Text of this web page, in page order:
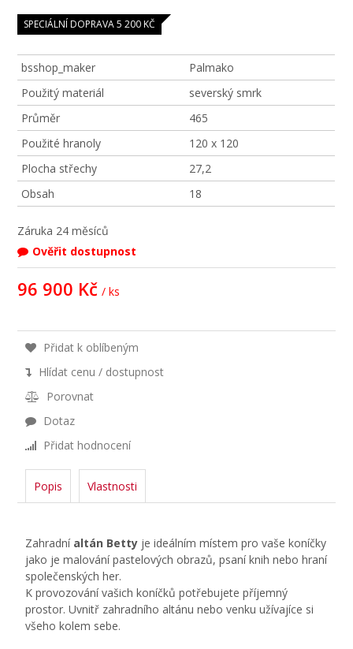
SPECIÁLNÍ DOPRAVA 5 200 KČ
bsshop_maker
Palmako
Použitý materiál
severský smrk
Průměr
465
Použité hranoly
120 x 120
Plocha střechy
27,2
Obsah
18
Záruka 24 měsíců
Ověřit dostupnost
96 900 Kč / ks
Přidat k oblíbeným
Hlídat cenu / dostupnost
Porovnat
Dotaz
Přidat hodnocení
Popis Vlastnosti
Zahradní altán Betty je ideálním místem pro vaše koníčky
jako je malování pastelových obrazů, psaní knih nebo hraní
společenských her.
K provozování vašich koníčků potřebujete příjemný
prostor. Uvnitř zahradního altánu nebo venku užívajíce si
všeho kolem sebe.